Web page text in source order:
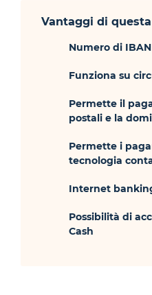
Vantaggi di
Numero di
Funziona su
Permette il
postali e la
Permette i
tecnologia
Internet
Possibilità di
Cash